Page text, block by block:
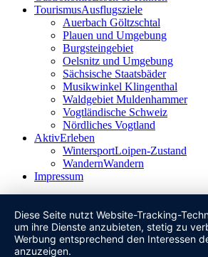
TourismusAusflugsziele
Auerbach Göltzschtal
Plauen und Umgebung
Burgsteingebiet
Oelsnitz und Umgebung
Sächsische Staatsbäder
Musikwinkel Klingenthal
Waldgebiet Muldenhammer
Vogtländische Schweiz
Nördliches Vogtland
AktivErleben
WintersportLoipen-Zustand
WandernWandern
Impressum
Diese Seite nutzt Website-Tracking-
um ihre Dienste anzubieten, stetig zu
Werbung entsprechend den Interessen
anzuzeigen.